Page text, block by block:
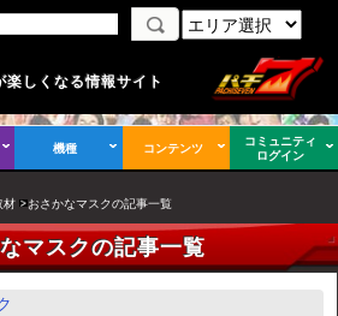
しくなる情報サイト
機種 コンテンツ
コミュニティ
ログイン
材 おさかなマスクの記事一覧
マスクの記事一覧